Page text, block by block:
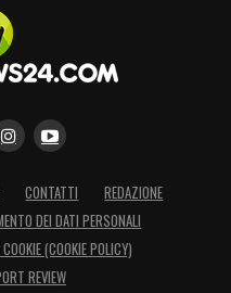
CONTATTI
REDAZIONE
DEI DATI PERSONALI
(COOKIE POLICY)
REVIEW